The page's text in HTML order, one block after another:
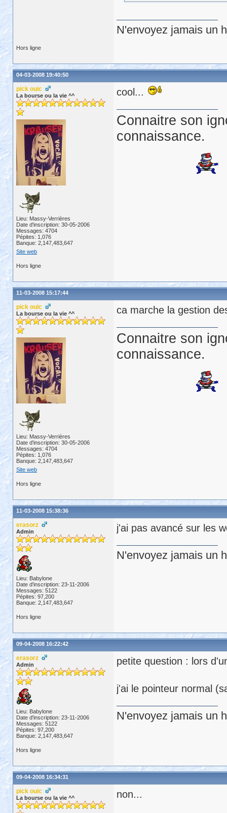
N'envoyez jamais un
Hors ligne
04-03-2008 19:40:50
pick ouic
La bourse ou la vie ^^
Lieu: Massy-Verrières
Date d'inscription: 30-05-2006
Messages: 4704
Pépites: 1,076
Banque: 2,147,483,647
Site web
cool...
Connaitre son
connaissance.
Hors ligne
11-03-2008 15:17:44
pick ouic
La bourse ou la vie ^^
Lieu: Massy-Verrières
Date d'inscription: 30-05-2006
Messages: 4704
Pépites: 1,076
Banque: 2,147,483,647
Site web
ca marche la gestion
Connaitre son
connaissance.
Hors ligne
11-03-2008 15:38:36
erasorz
Admin
Lieu: Babylone
Date d'inscription: 23-11-2006
Messages: 5122
Pépites: 97,200
Banque: 2,147,483,647
j'ai pas avancé sur les
N'envoyez jamais un
Hors ligne
09-04-2008 16:22:42
erasorz
Admin
Lieu: Babylone
Date d'inscription: 23-11-2006
Messages: 5122
Pépites: 97,200
Banque: 2,147,483,647
petite question : lors
j'ai le pointeur normal
N'envoyez jamais un
Hors ligne
09-04-2008 16:34:31
pick ouic
La bourse ou la vie ^^ non...